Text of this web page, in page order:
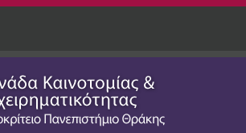
περιεχόμενο